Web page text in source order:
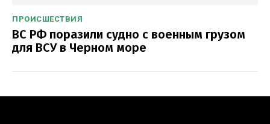
ПРОИСШЕСТВИЯ
ВС РФ поразили судно с военным грузом
для ВСУ в Черном море